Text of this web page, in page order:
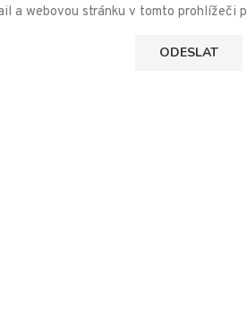
a webovou stránku v tomto prohlížeči